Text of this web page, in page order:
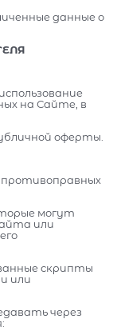
данные о
на Сайте, в
оферты.
могут
или
скрипты
или
через